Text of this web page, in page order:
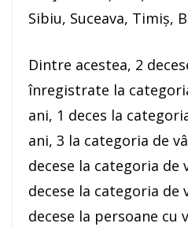
Sibiu, Suceava, Timiș,
Dintre acestea, 2
înregistrate la
ani, 1 deces la
ani, 3 la categoria de
decese la categoria de
decese la categoria de
decese la persoane cu